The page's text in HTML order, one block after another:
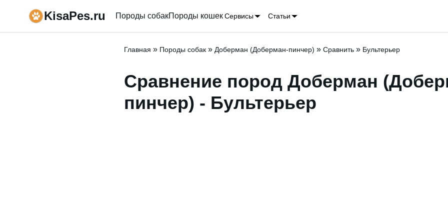
KisaPes.ru Породы собакПороды кошекСервисы Статьи
Главная » Породы собак » Доберман (Доберман-пинчер) » Сравнить » Бультерьер
Сравнение пород Доберман
пинчер) - Бультерьер